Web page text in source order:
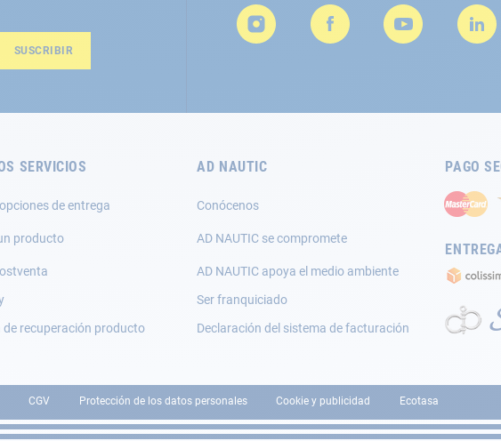
SUSCRIBIR
SERVICIOS
de entrega
producto
de recuperación producto
AD NAUTIC
Conócenos
AD NAUTIC se compromete
AD NAUTIC apoya el medio ambiente
Ser franquiciado
Declaración del sistema de facturación
PAGO
CGV Protección de los datos personales Cookie y publicidad Ecotasa